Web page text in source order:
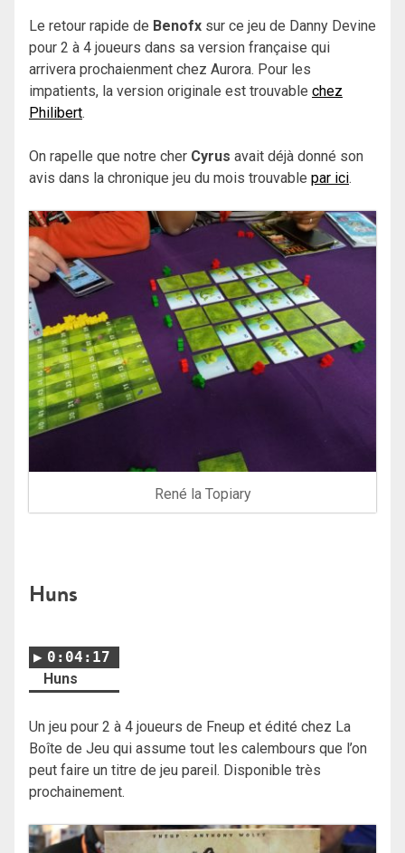
Le retour rapide de Benofx sur ce jeu de Danny Devine
pour 2 à 4 joueurs dans sa version française qui
arrivera prochaienment chez Aurora. Pour les
impatients, la version originale est trouvable chez
Philibert.
On rapelle que notre cher Cyrus avait déjà donné son
avis dans la chronique jeu du mois trouvable par ici.
René la Topiary
Huns
0:04:17
Huns
Un jeu pour 2 à 4 joueurs de Fneup et édité chez La
Boîte de Jeu qui assume tout les calembours que l’on
peut faire un titre de jeu pareil. Disponible très
prochainement.